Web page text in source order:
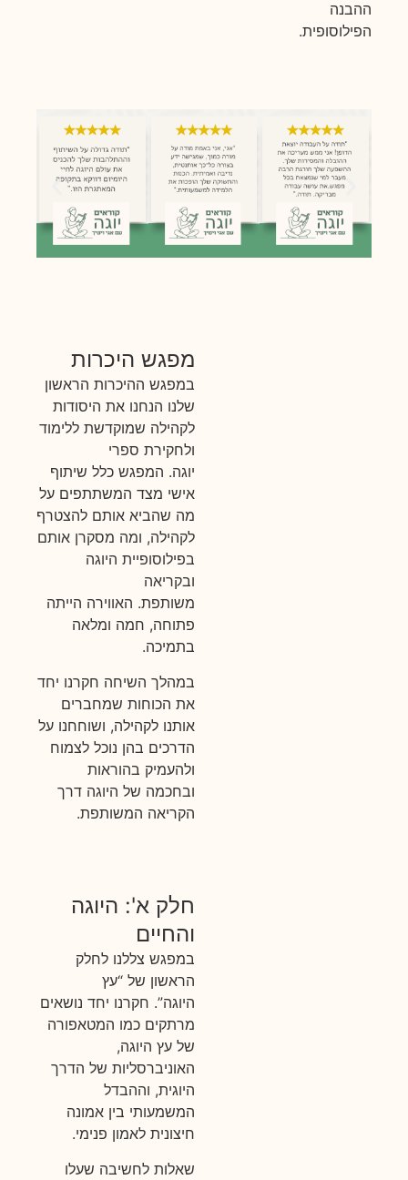
ההבנה
הפילוסופית.
מפגש היכרות
במפגש ההיכרות הראשון
שלנו הנחנו את היסודות
לקהילה שמוקדשת ללימוד
ולחקירת ספרי
יוגה. המפגש כלל שיתוף
אישי מצד המשתתפים על
מה שהביא אותם להצטרף
לקהילה, ומה מסקרן אותם
בפילוסופיית היוגה
ובקריאה
משותפת. האווירה הייתה
פתוחה, חמה ומלאה
בתמיכה.
במהלך השיחה חקרנו יחד
את הכוחות שמחברים
אותנו לקהילה, ושוחחנו על
הדרכים בהן נוכל לצמוח
ולהעמיק בהוראות
ובחכמה של היוגה דרך
הקריאה המשותפת.
חלק א': היוגה
והחיים
במפגש צללנו לחלק
הראשון של “עץ
היוגה”. חקרנו יחד נושאים
מרתקים כמו המטאפורה
של עץ היוגה,
האוניברסליות של הדרך
היוגית, וההבדל
המשמעותי בין אמונה
חיצונית לאמון פנימי.
שאלות לחשיבה שעלו